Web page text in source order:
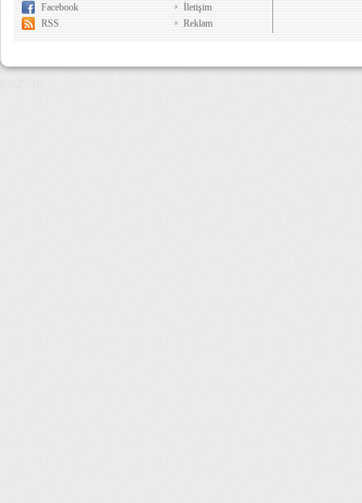
Facebook
RSS
İletişim
Reklam